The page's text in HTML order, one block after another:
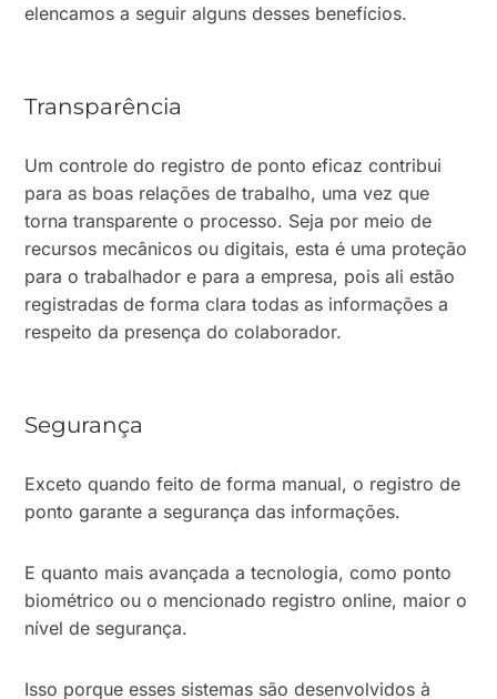
elencamos a seguir alguns desses benefícios.
Transparência
Um controle do registro de ponto eficaz contribui
para as boas relações de trabalho, uma vez que
torna transparente o processo. Seja por meio de
recursos mecânicos ou digitais, esta é uma proteção
para o trabalhador e para a empresa, pois ali estão
registradas de forma clara todas as informações a
respeito da presença do colaborador.
Segurança
Exceto quando feito de forma manual, o registro de
ponto garante a segurança das informações.
E quanto mais avançada a tecnologia, como ponto
biométrico ou o mencionado registro online, maior o
nível de segurança.
Isso porque esses sistemas são desenvolvidos à